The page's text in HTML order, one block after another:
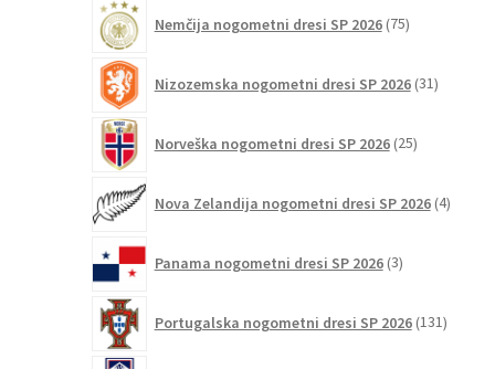
Nemčija nogometni dresi SP 2026 75izdelkov
Nizozemska nogometni dresi SP 2026 31izdelkov
Norveška nogometni dresi SP 2026 25izdelkov
Nova Zelandija nogometni dresi SP 2026 4izdelki
Panama nogometni dresi SP 2026 3izdelki
Portugalska nogometni dresi SP 2026 131